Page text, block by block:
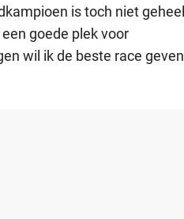
is toch niet geheel
goede plek voor
wil ik de beste race geven